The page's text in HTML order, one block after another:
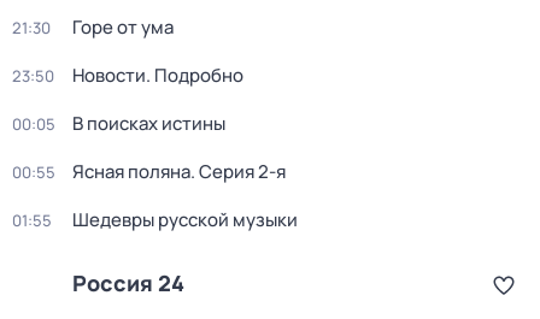
21:30 Горе от ума
23:50 Новости. Подробно
00:05 В поисках истины
00:55 Ясная поляна. Серия 2-я
01:55 Шедевры русской музыки
Россия 24